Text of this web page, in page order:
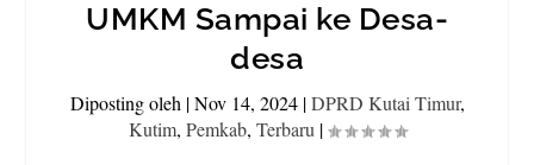
UMKM Sampai ke Desa-
desa
Diposting oleh |Nov 14, 2024|DPRD Kutai Timur,
Kutim, Pemkab, Terbaru |